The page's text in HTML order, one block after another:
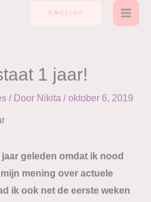
ENGLISH
1 jaar!
/ Door Nikita /oktober 6, 2019
geleden omdat ik nood
mening over actuele
ik ook net de eerste weken